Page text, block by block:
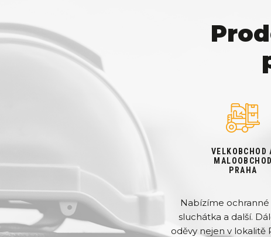
VELKOBCHOD
MALOOBCHOD
PRAHA
Nabízíme ochranné
sluchátka a další.
oděvy nejen v lokalitě